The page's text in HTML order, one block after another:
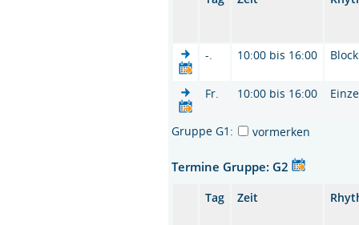
-. 10:00 bis 16:00 Block
Fr. 10:00 bis 16:00
Gruppe G1: vormerken
Termine Gruppe: G2
Tag Zeit